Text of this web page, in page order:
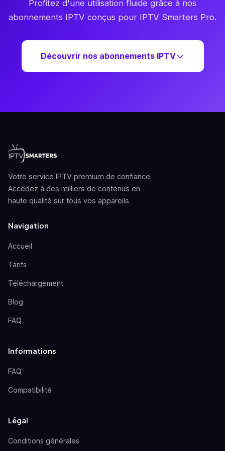
Profitez d'une utilisation fluide grâce à nos
abonnements IPTV conçus pour IPTV Smarters Pro.
Découvrir nos abonnements IPTV
Votre service IPTV premium de confiance.
Accédez à des milliers de contenus en
haute qualité sur tous vos appareils.
Navigation
Accueil
Tarifs
Téléchargement
Blog
FAQ
Informations
FAQ
Compatibilité
Légal
Conditions générales